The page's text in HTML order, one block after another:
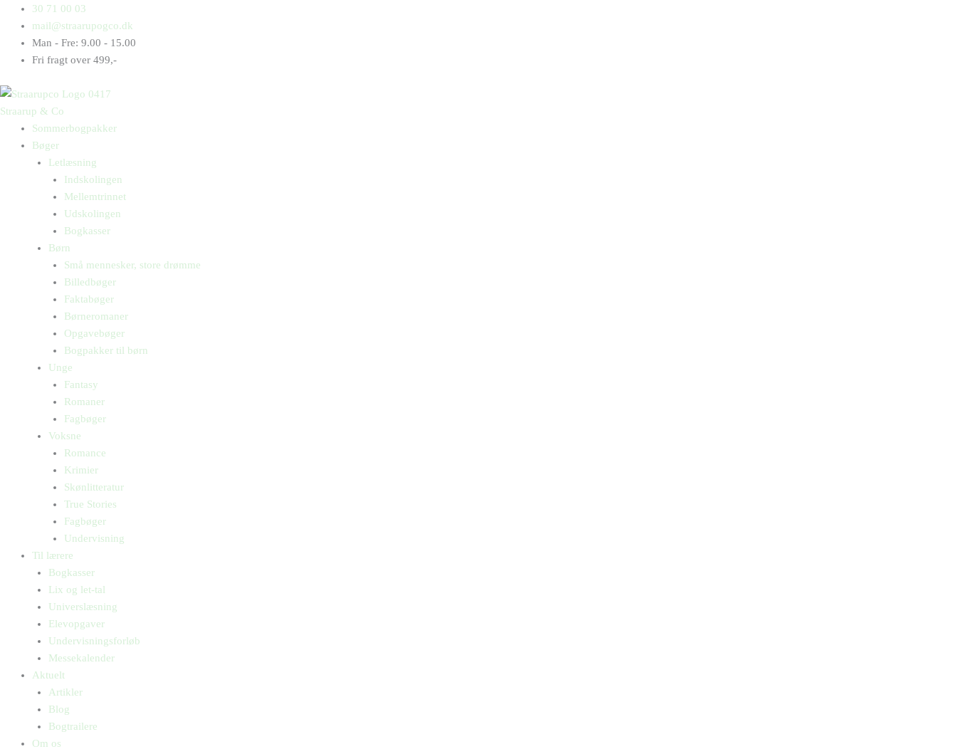
indholdet
30 71 00 03
mail@straarupogco.dk
Man - Fre: 9.00 - 15.00
Fri fragt over 499,-
Straarup & Co
Sommerbogpakker
Bøger
Letlæsning
Indskolingen
Mellemtrinnet
Udskolingen
Bogkasser
Børn
Små mennesker, store drømme
Billedbøger
Faktabøger
Børneromaner
Opgavebøger
Bogpakker til børn
Unge
Fantasy
Romaner
Fagbøger
Voksne
Romance
Krimier
Skønlitteratur
True Stories
Fagbøger
Undervisning
Til lærere
Bogkasser
Lix og let-tal
Universlæsning
Elevopgaver
Undervisningsforløb
Messekalender
Aktuelt
Artikler
Blog
Bogtrailere
Om os
Products
search
Products
search
Mors
dreng